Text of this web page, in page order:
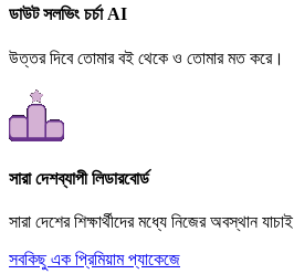
ডাউট সলভিং চর্চা AI
উত্তর দিবে তোমার বই থেকে ও তোমার মত করে।
সারা দেশব্যাপী লিডারবোর্ড
সারা দেশের শিক্ষার্থীদের মধ্যে নিজের অবস্থান যাচাই
সবকিছু এক প্রিমিয়াম প্যাকেজে